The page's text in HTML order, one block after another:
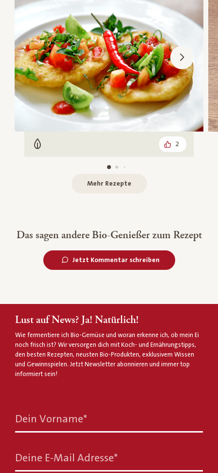
Vegetarisch 2
Mehr Rezepte
Das sagen andere Bio-Genießer zum Rezept
Jetzt Kommentar schreiben
Lust auf News? Ja! Natürlich!
Wie fermentiere ich Bio-Gemüse und woran erkenne ich, ob mein Ei
noch frisch ist? Wir versorgen dich mit Koch- und Ernährungstipps,
den besten Rezepten, neusten Bio-Produkten, exklusivem Wissen
und Gewinnspielen. Jetzt Newsletter abonnieren und immer top
informiert sein!
Dein Vorname*
Deine E-Mail Adresse*